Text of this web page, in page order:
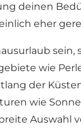
deinen
eher
sein,
wie
der
wie
Auswahl